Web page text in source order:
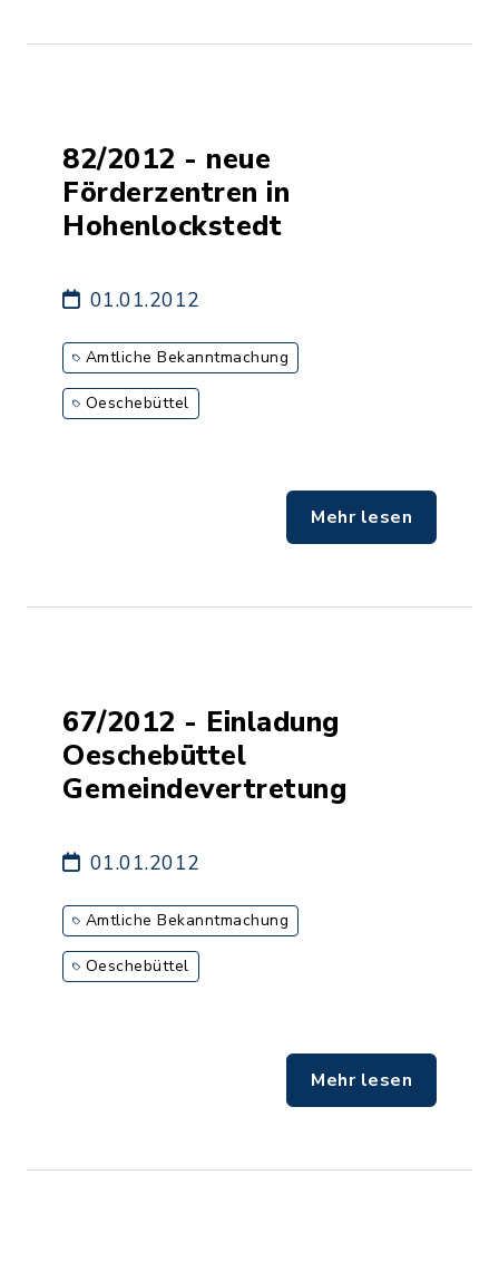
82/2012 - neue
Förderzentren in
Hohenlockstedt
01.01.2012
Amtliche Bekanntmachung
Oeschebüttel
Mehr lesen
67/2012 - Einladung
Oeschebüttel
Gemeindevertretung
01.01.2012
Amtliche Bekanntmachung
Oeschebüttel
Mehr lesen